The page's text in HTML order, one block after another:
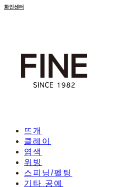
화인센터
뜨개
클레이
염색
위빙
스피닝/펠팅
기타 공예